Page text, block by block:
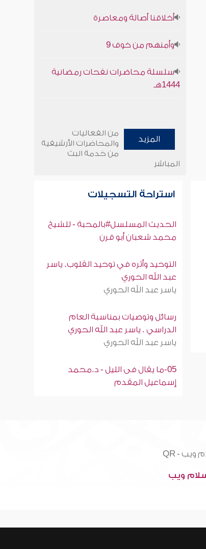
فنون التعامل - التواضع
محمد العريفي
أخلاقنا أصالة ومعاصرة
وأمنهم من خوف 9
سلسلة محاضرات نفحات رمضانية
1444هـ
المزيد
من الفعاليات
والمحاضرات الأرشيفية
من خدمة البث
المباشر
استراحة التسجيلات
الحديث المسلسل#بالمحبة - للشيخ
محمد شعبان أبو قرن
التوحيد وأثره في توحيد القلوب. ياسر
عبد الله الحوري
ياسر عبد الله الحوري
رسائل وتوصيات بمناسبة العام
الدراسي . ياسر عبد الله الحوري
ياسر عبد الله الحوري
05-ما يقال فى الليل - د.محمد
إسماعيل المقدم
ويب